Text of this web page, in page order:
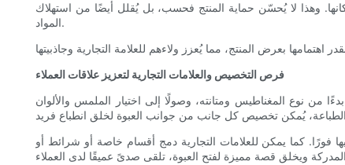
وهذا لا يُحسّن حماية المنتج فحسب، بل يُقلل أيضًا من استهلاك
المواد.
فرص التخصيص والعلامات التجارية لتعزيز علاقات العملاء
من نوع المغناطيس ومتانته، وصولًا إلى اختيار الملمس والألوان
فورًا. كما يمكن للعلامات التجارية دمج أقسام خاصة أو شرائط أو